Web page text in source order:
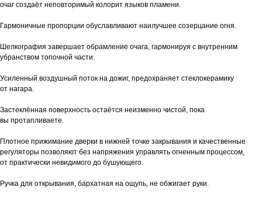
очаг создаёт неповторимый колорит языков пламени.
Гармоничные пропорции обуславливают наилучшее созерцание огня.
Шелкография завершает обрамление очага, гармонируя с внутренним
убранством топочной части.
Усиленный воздушный поток на дожиг, предохраняет стеклокерамику
от нагара.
Застеклённая поверхность остаётся неизменно чистой, пока
вы протапливаете.
Плотное прижимание дверки в нижней точке закрывания и качественные
регуляторы позволяют без напряжения управлять огненным процессом,
от практически невидимого до бушующего.
Ручка для открывания, бархатная на ощупь, не обжигает руки.